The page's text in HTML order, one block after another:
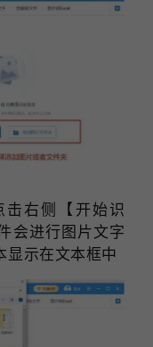
右侧【开始识
会进行图片文字
显示在文本框中